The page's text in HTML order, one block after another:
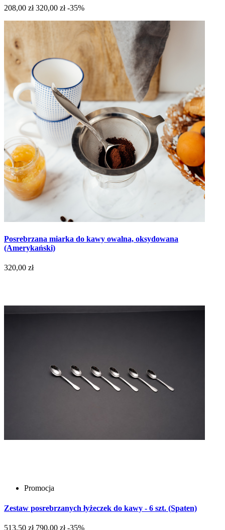
208,00 zł 320,00 zł -35%
Posrebrzana miarka do kawy owalna, oksydowana
(Amerykański)
320,00 zł
Promocja
Zestaw posrebrzanych łyżeczek do kawy - 6 szt. (Spaten)
513,50 zł 790,00 zł -35%